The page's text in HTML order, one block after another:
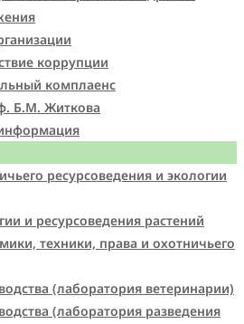
коррупции
комплаенс
Б.М. Житкова
ресурсоведения и экологии
и ресурсоведения растений
техники, права и охотничьего
(лаборатория ветеринарии)
(лаборатория разведения